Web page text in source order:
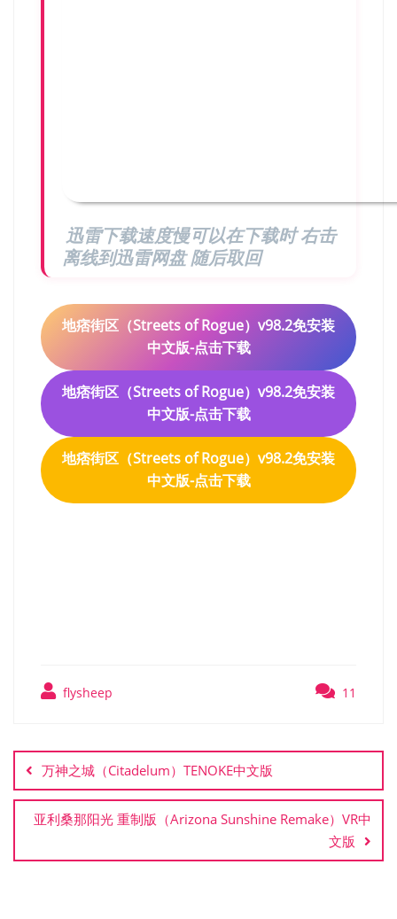
迅雷下载速度慢可以在下载时 右击
离线到迅雷网盘 随后取回
地痞街区（Streets of Rogue）v98.2免安装
中文版-点击下载
地痞街区（Streets of Rogue）v98.2免安装
中文版-点击下载
地痞街区（Streets of Rogue）v98.2免安装
中文版-点击下载
flysheep 11
章
导
航
万神之城（Citadelum）TENOKE中文版
亚利桑那阳光 重制版（Arizona Sunshine Remake）VR中
文版